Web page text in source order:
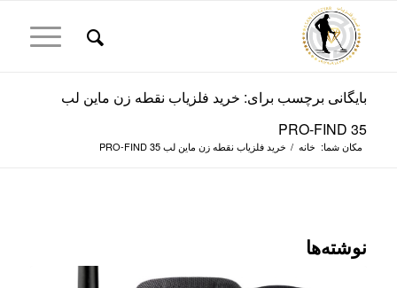
بایگانی برچسب برای: خرید فلزیاب نقطه زن ماین لب
PRO-FIND 35
مکان شما: خانه / خرید فلزیاب نقطه زن ماین لب PRO-FIND 35
نوشته‌ها